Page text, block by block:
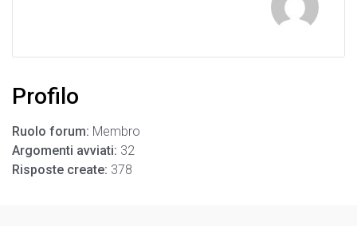
Profilo
Ruolo forum: Membro
Argomenti avviati: 32
Risposte create: 378